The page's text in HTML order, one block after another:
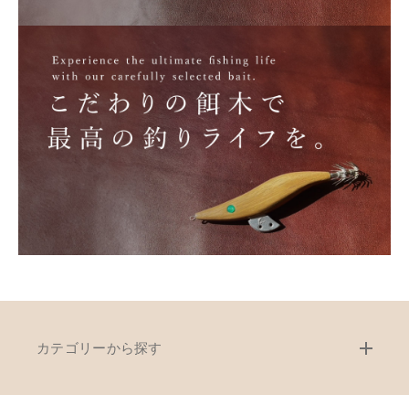
カテゴリーから探す